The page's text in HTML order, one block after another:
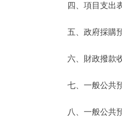
北京概
綠色
四、項目支出
五、政府採購
六、財政撥款
七、一般公共預
八、一般公共預